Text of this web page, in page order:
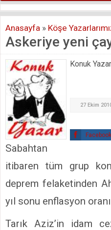
Anasayfa » Köşe
Askeriye yeni
Konuk Yazar
27 Ekim
Sabahtan
itibaren tüm grup
deprem felaketinden
yıl sonu enflasyon
Tarık Aziz’in idam